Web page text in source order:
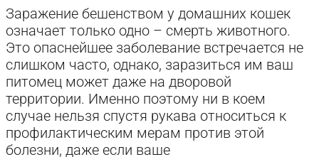
Заражение бешенством у домашних кошек
означает только одно – смерть животного.
Это опаснейшее заболевание встречается не
слишком часто, однако, заразиться им ваш
питомец может даже на дворовой
территории. Именно поэтому ни в коем
случае нельзя спустя рукава относиться к
профилактическим мерам против этой
болезни, даже если ваше